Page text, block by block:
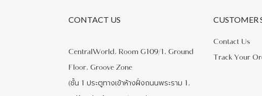
CONTACT US
CentralWorld, Room G109/1, Ground
Floor, Groove Zone
(ชั้น 1 ประตูทางเข้าห้างฝั่งถนนพระราม 1,
CUSTOMER
Contact Us
Track Your